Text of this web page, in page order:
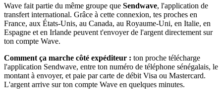
Wave fait partie du même groupe que Sendwave, l'application de
transfert international. Grâce à cette connexion, tes proches en
France, aux États-Unis, au Canada, au Royaume-Uni, en Italie, en
Espagne et en Irlande peuvent t'envoyer de l'argent directement sur
ton compte Wave.
Comment ça marche côté expéditeur : ton proche télécharge
l'application Sendwave, entre ton numéro de téléphone sénégalais, le
montant à envoyer, et paie par carte de débit Visa ou Mastercard.
L'argent arrive sur ton compte Wave en quelques minutes.